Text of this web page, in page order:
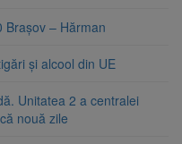
Brașov – Hărman
și alcool din UE
Unitatea 2 a centralei
nouă zile